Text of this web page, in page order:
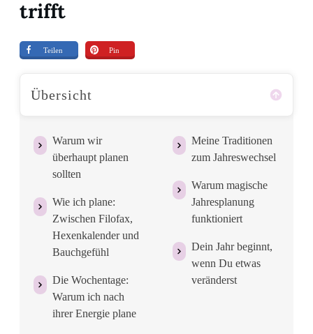
trifft
Teilen Pin
Übersicht
Warum wir
überhaupt planen
sollten
Wie ich plane:
Zwischen Filofax,
Hexenkalender und
Bauchgefühl
Die Wochentage:
Warum ich nach
ihrer Energie plane
Meine Traditionen
zum Jahreswechsel
Warum magische
Jahresplanung
funktioniert
Dein Jahr beginnt,
wenn Du etwas
veränderst